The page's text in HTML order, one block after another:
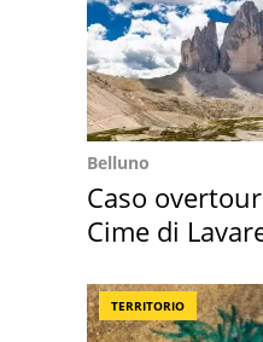
Belluno
Caso
Cime di
TERRITORIO